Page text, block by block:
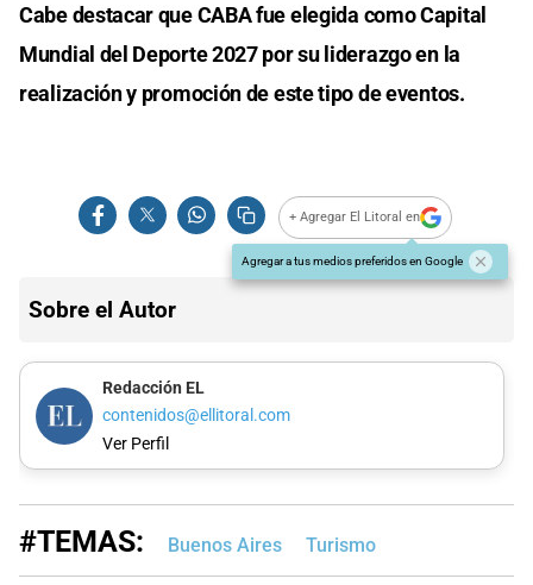
Cabe destacar que CABA fue elegida como Capital
Mundial del Deporte 2027 por su liderazgo en la
realización y promoción de este tipo de eventos.
+ Agregar El Litoral en
Agregar a tus medios preferidos en Google
Sobre el Autor
Redacción EL
contenidos@ellitoral.com
Ver Perfil
#TEMAS: Buenos Aires Turismo